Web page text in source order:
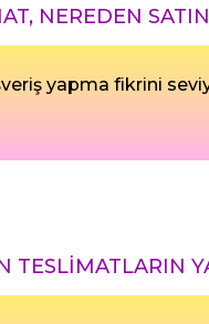
NEREDEN
yapma fikrini
TESLİMATLARIN